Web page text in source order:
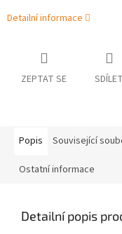
Detailní informace
ZEPTAT SE SDÍLET
Popis Související
Ostatní informace
Detailní popis